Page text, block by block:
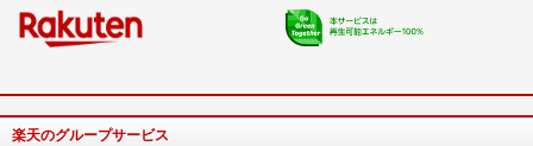
楽天のグループサービス